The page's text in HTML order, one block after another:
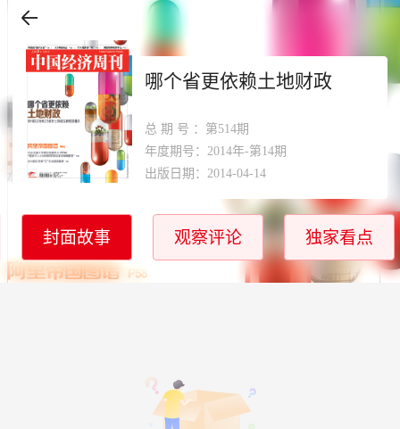
哪个省更依赖土地财政
总期号 ：第514期
年度期号：2014年-第14期
出版日期：2014-04-14
封面故事 观察评论 独家看点